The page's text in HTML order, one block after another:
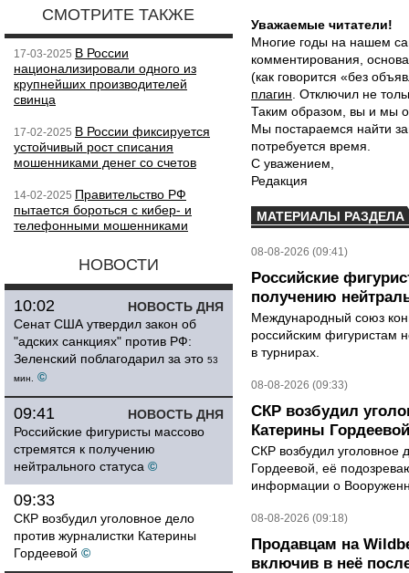
СМОТРИТЕ ТАКЖЕ
17-03-2025 В России
национализировали одного из
крупнейших производителей
свинца
17-02-2025 В России фиксируется
устойчивый рост списания
мошенниками денег со счетов
14-02-2025 Правительство РФ
пытается бороться с кибер- и
телефонными мошенниками
НОВОСТИ
НОВОСТЬ ДНЯ
10:02
Сенат США утвердил закон об
"адских санкциях" против РФ:
Зеленский поблагодарил за это 53
мин.
©
НОВОСТЬ ДНЯ
09:41
Российские фигуристы массово
стремятся к получению
нейтрального статуса ©
09:33
СКР возбудил уголовное дело
против журналистки Катерины
Гордеевой ©
Уважаемые читатели!
Многие годы на нашем
комментирования,
(как говорится «без
плагин . Отключил не
Таким образом, вы и мы
Мы постараемся найти
потребуется время.
С уважением,
Редакция
МАТЕРИАЛЫ РАЗДЕЛА
08-08-2026 (09:41)
Российские
получению
Международный союз
российским фигуристам
в турнирах.
08-08-2026 (09:33)
СКР возбудил
Катерины Гордеевой
СКР возбудил уголовное
Гордеевой, её
информации о
08-08-2026 (09:18)
Продавцам на
включив в неё